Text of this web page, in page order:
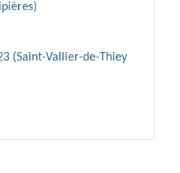
(Saint-Vallier-de-Thiey